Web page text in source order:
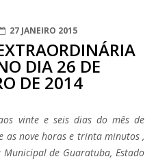
27 JANEIRO 2015
DIA 26 DE
DE 2014
vinte e seis dias do mês de
as nove horas e trinta minutos ,
de Guaratuba, Estado